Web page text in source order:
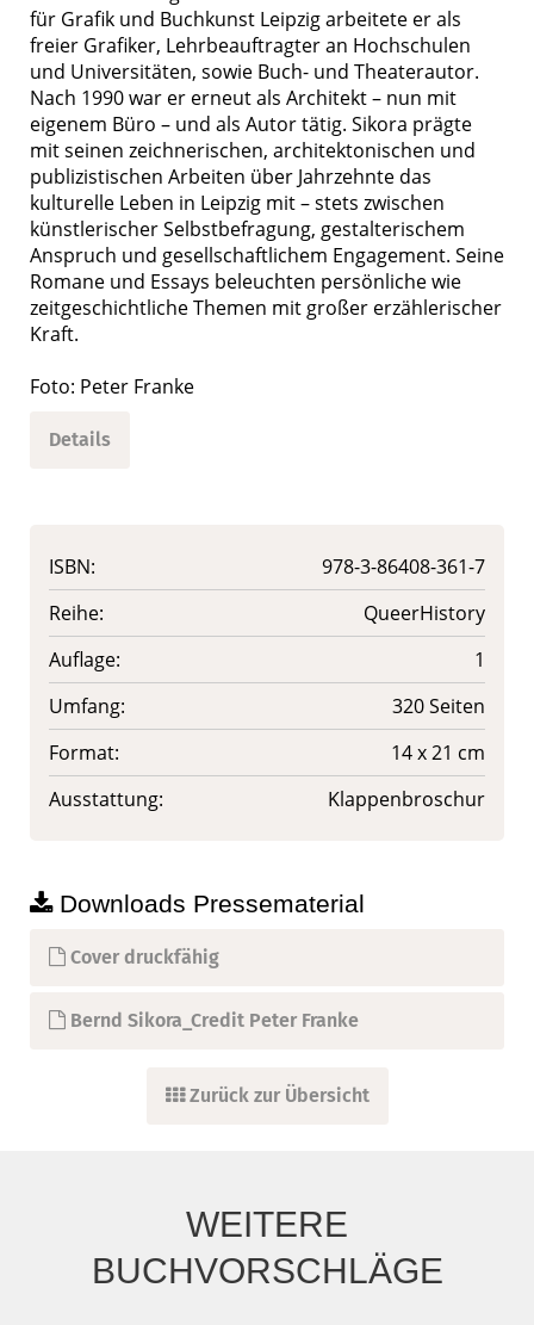
für Grafik und Buchkunst Leipzig arbeitete er als
freier Grafiker, Lehrbeauftragter an Hochschulen
und Universitäten, sowie Buch- und Theaterautor.
Nach 1990 war er erneut als Architekt – nun mit
eigenem Büro – und als Autor tätig. Sikora prägte
mit seinen zeichnerischen, architektonischen und
publizistischen Arbeiten über Jahrzehnte das
kulturelle Leben in Leipzig mit – stets zwischen
künstlerischer Selbstbefragung, gestalterischem
Anspruch und gesellschaftlichem Engagement. Seine
Romane und Essays beleuchten persönliche wie
zeitgeschichtliche Themen mit großer erzählerischer
Kraft.
Foto: Peter Franke
Details
ISBN:
978-3-86408-361-7
Reihe:
QueerHistory
Auflage:
1
Umfang:
320 Seiten
Format:
14 x 21 cm
Ausstattung:
Klappenbroschur
Downloads Pressematerial
Cover druckfähig
Bernd Sikora_Credit Peter Franke
Zurück zur Übersicht
WEITERE
BUCHVORSCHLÄGE